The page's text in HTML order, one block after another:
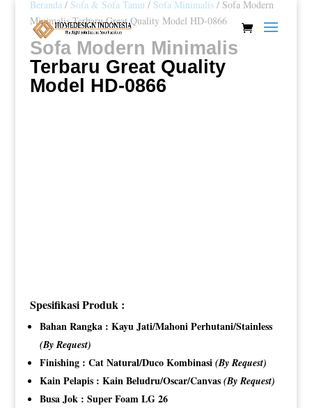
Beranda/ Sofa & Sofa Tamu / Sofa Minimalis/ Sofa Modern
Minimalis Terbaru Great Quality Model HD-0866
Sofa Modern Minimalis
Terbaru Great Quality
Model HD-0866
Spesifikasi Produk :
Bahan Rangka : Kayu Jati/Mahoni Perhutani/Stainless
(By Request)
Finishing : Cat Natural/Duco Kombinasi (By Request)
Kain Pelapis : Kain Beludru/Oscar/Canvas (By Request)
Busa Jok : Super Foam LG 26